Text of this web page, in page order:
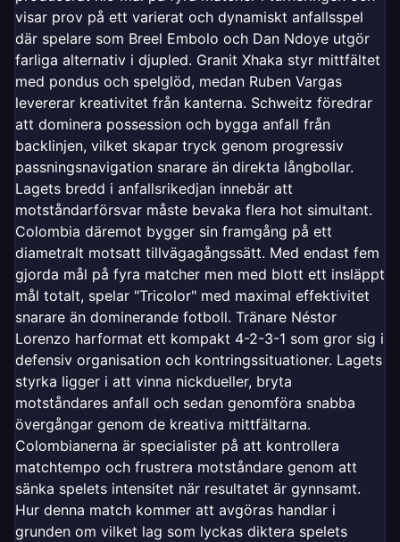
visar prov på ett varierat och dynamiskt anfallsspel
där spelare som Breel Embolo och Dan Ndoye utgör
farliga alternativ i djupled. Granit Xhaka styr mittfältet
med pondus och spelglöd, medan Ruben Vargas
levererar kreativitet från kanterna. Schweitz föredrar
att dominera possession och bygga anfall från
backlinjen, vilket skapar tryck genom progressiv
passningsnavigation snarare än direkta långbollar.
Lagets bredd i anfallsrikedjan innebär att
motståndarförsvar måste bevaka flera hot simultant.
Colombia däremot bygger sin framgång på ett
diametralt motsatt tillvägagångssätt. Med endast fem
gjorda mål på fyra matcher men med blott ett insläppt
mål totalt, spelar "Tricolor" med maximal effektivitet
snarare än dominerande fotboll. Tränare Néstor
Lorenzo harformat ett kompakt 4-2-3-1 som gror sig i
defensiv organisation och kontringssituationer. Lagets
styrka ligger i att vinna nickdueller, bryta
motståndares anfall och sedan genomföra snabba
övergångar genom de kreativa mittfältarna.
Colombianerna är specialister på att kontrollera
matchtempo och frustrera motståndare genom att
sänka spelets intensitet när resultatet är gynnsamt.
Hur denna match kommer att avgöras handlar i
grunden om vilket lag som lyckas diktera spelets